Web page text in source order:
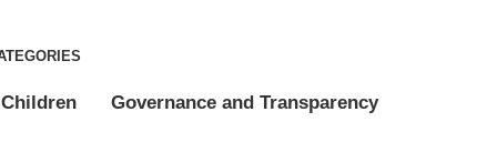
Children Governance and Transparency